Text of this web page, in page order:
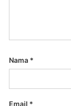
Nama *
Email *